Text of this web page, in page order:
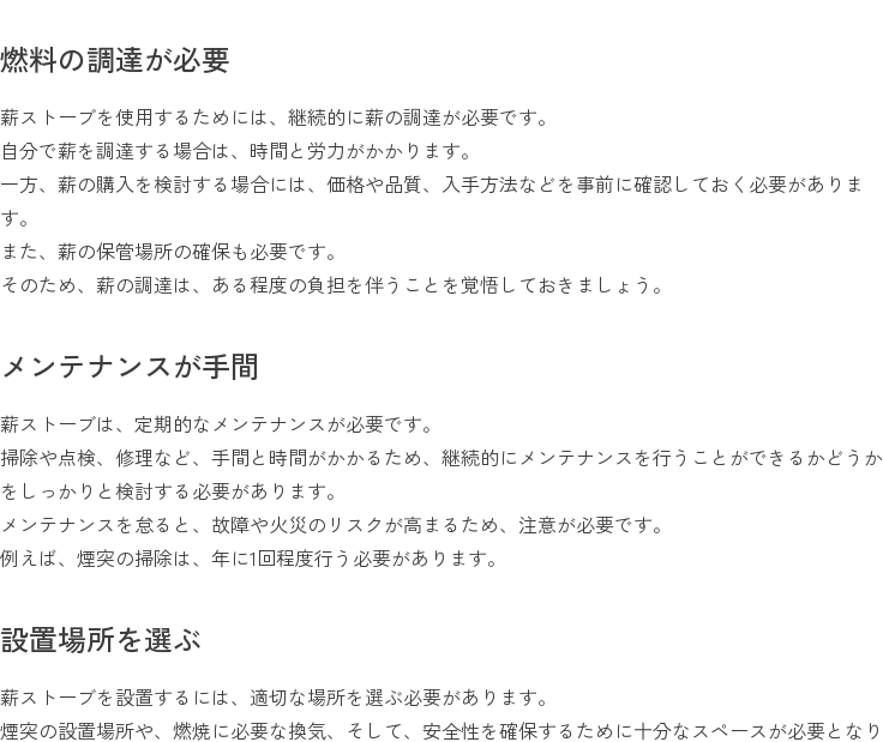
燃料の調達が必要
薪ストーブを使用するためには、継続的に薪の調達が必要です。
自分で薪を調達する場合は、時間と労力がかかります。
一方、薪の購入を検討する場合には、価格や品質、入手方法などを事前に確認しておく必要がありま
す。
また、薪の保管場所の確保も必要です。
そのため、薪の調達は、ある程度の負担を伴うことを覚悟しておきましょう。
メンテナンスが手間
薪ストーブは、定期的なメンテナンスが必要です。
掃除や点検、修理など、手間と時間がかかるため、継続的にメンテナンスを行うことができるかどうか
をしっかりと検討する必要があります。
メンテナンスを怠ると、故障や火災のリスクが高まるため、注意が必要です。
例えば、煙突の掃除は、年に1回程度行う必要があります。
設置場所を選ぶ
薪ストーブを設置するには、適切な場所を選ぶ必要があります。
煙突の設置場所や、燃焼に必要な換気、そして、安全性を確保するために十分なスペースが必要となり